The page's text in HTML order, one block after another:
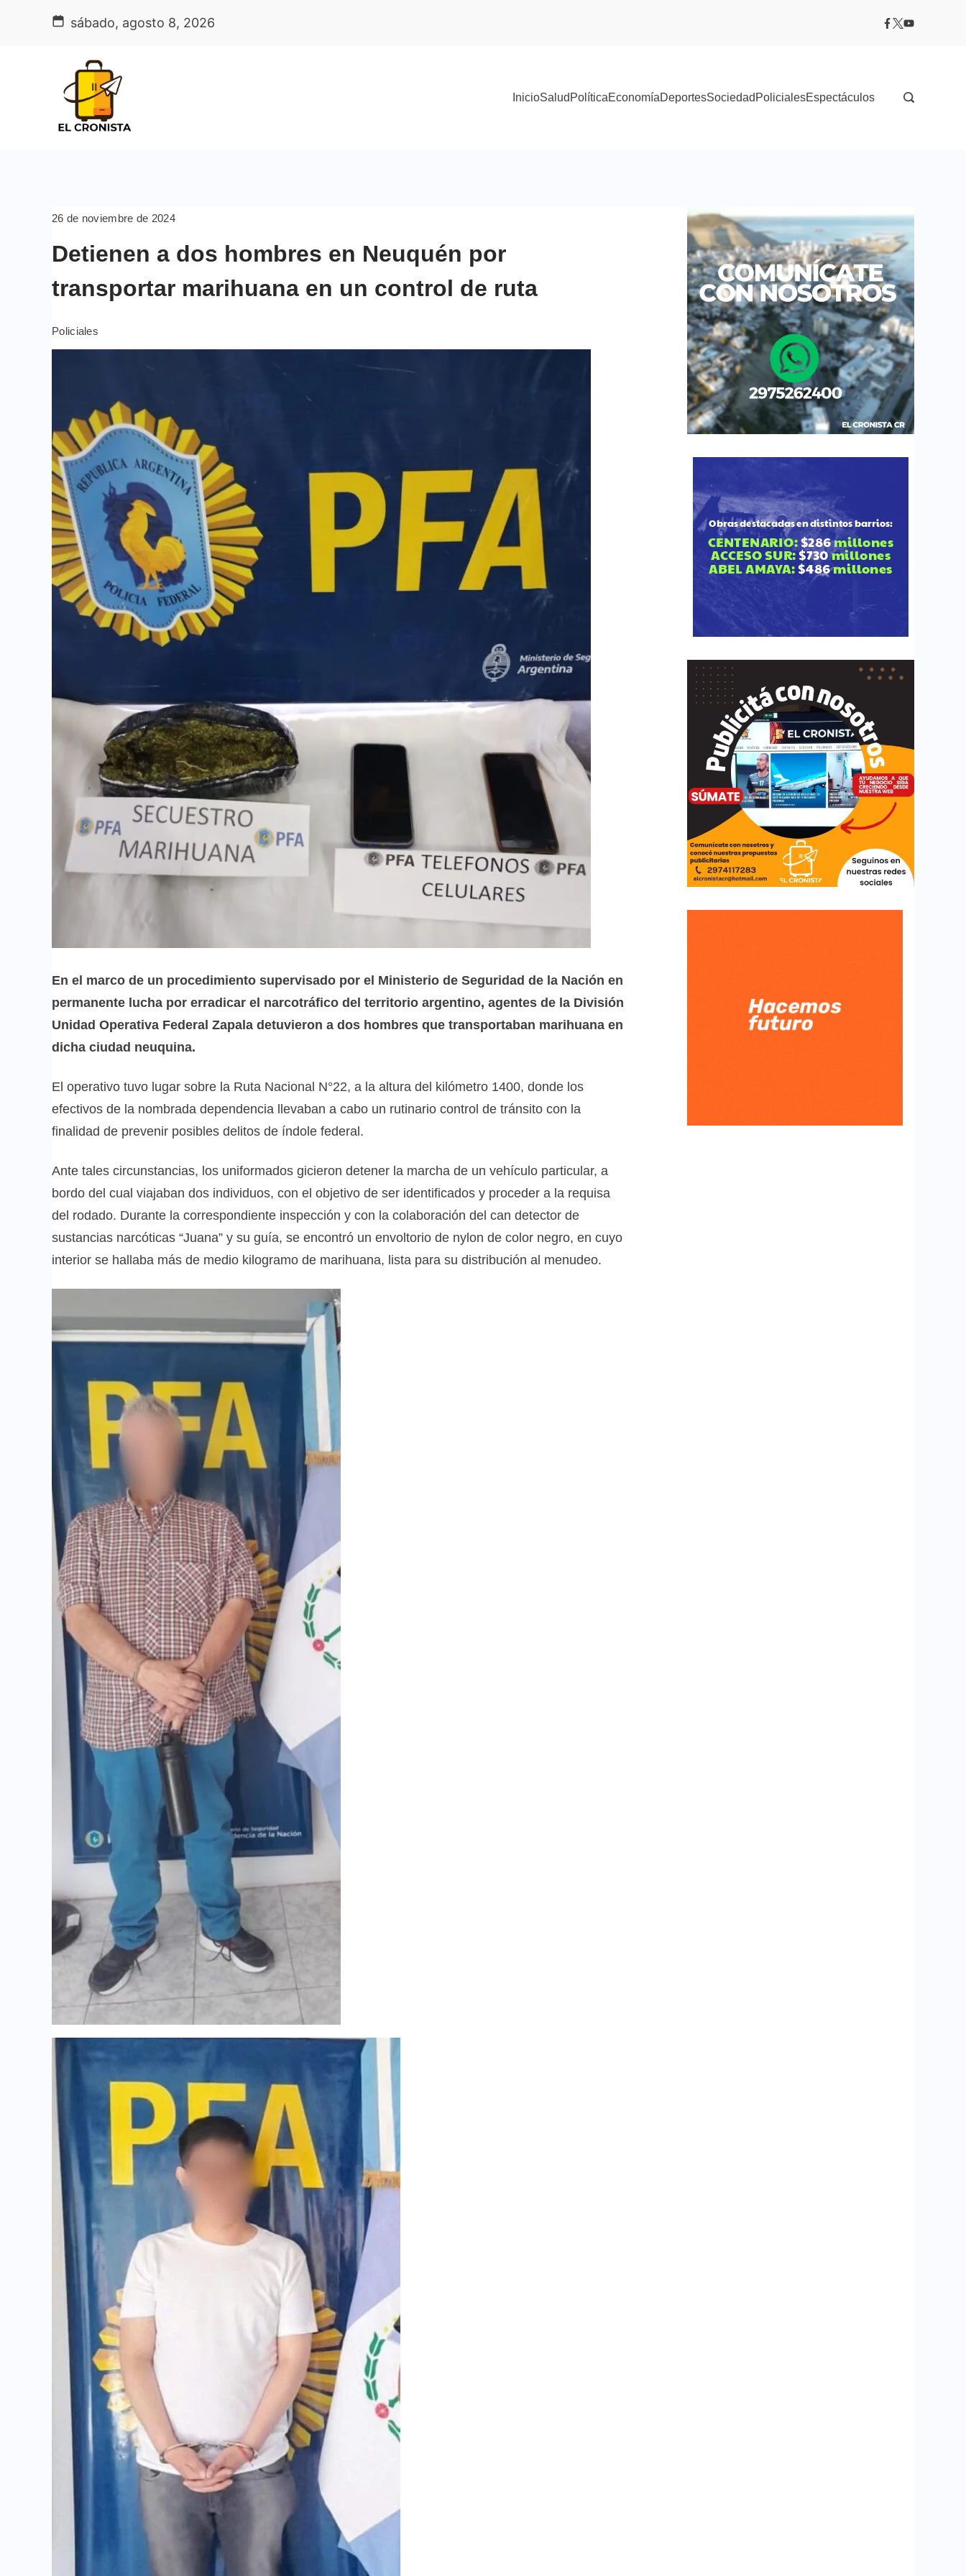
sábado, agosto 8, 2026
InicioSalud PolíticaEconomíaDeportesSociedad PolicialesEspectáculos
26 de noviembre de 2024
Detienen a dos hombres en Neuquén por
transportar marihuana en un control de ruta
Policiales
En el marco de un procedimiento supervisado por el Ministerio de Seguridad de la Nación en
permanente lucha por erradicar el narcotráfico del territorio argentino, agentes de la División
Unidad Operativa Federal Zapala detuvieron a dos hombres que transportaban marihuana en
dicha ciudad neuquina.
El operativo tuvo lugar sobre la Ruta Nacional N°22, a la altura del kilómetro 1400, donde los
efectivos de la nombrada dependencia llevaban a cabo un rutinario control de tránsito con la
finalidad de prevenir posibles delitos de índole federal.
Ante tales circunstancias, los uniformados gicieron detener la marcha de un vehículo particular, a
bordo del cual viajaban dos individuos, con el objetivo de ser identificados y proceder a la requisa
del rodado. Durante la correspondiente inspección y con la colaboración del can detector de
sustancias narcóticas “Juana” y su guía, se encontró un envoltorio de nylon de color negro, en cuyo
interior se hallaba más de medio kilogramo de marihuana, lista para su distribución al menudeo.